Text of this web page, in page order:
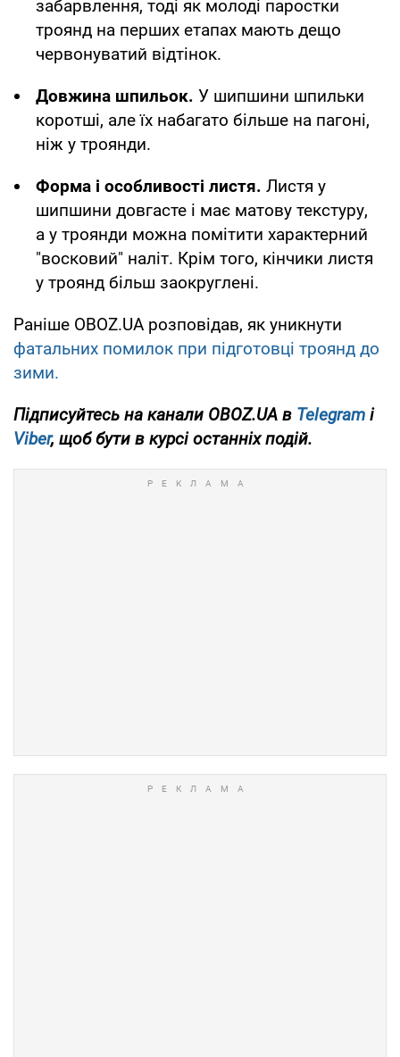
забарвлення, тоді як молоді паростки
троянд на перших етапах мають дещо
червонуватий відтінок.
Довжина шпильок. У шипшини шпильки
коротші, але їх набагато більше на пагоні,
ніж у троянди.
Форма і особливості листя. Листя у
шипшини довгасте і має матову текстуру,
а у троянди можна помітити характерний
"восковий" наліт. Крім того, кінчики листя
у троянд більш заокруглені.
Раніше OBOZ.UA розповідав, як уникнути
фатальних помилок при підготовці троянд до
зими.
Підписуйтесь на канали OBOZ.UA в Telegram і
Viber, щоб бути в курсі останніх подій.